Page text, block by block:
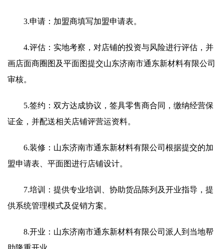
3.申请：加盟商填写加盟申请表。
4.评估：实地考察，对店铺的投资与风险进行评估，并
画店面商圈图及平面图提交山东济南市通东新材料有限公司
审核。
5.签约：双方达成协议，签具零售商合同，缴纳经营保
证金，并配送相关店铺评营运资料。
6.装修：山东济南市通东新材料有限公司根据提交的加
盟申请表、平面图进行店铺设计。
7.培训：提供专业培训、协助货品陈列及开业指导，提
供系统管理模式及促销方案。
8.开业：山东济南市通东新材料有限公司派人到当地帮